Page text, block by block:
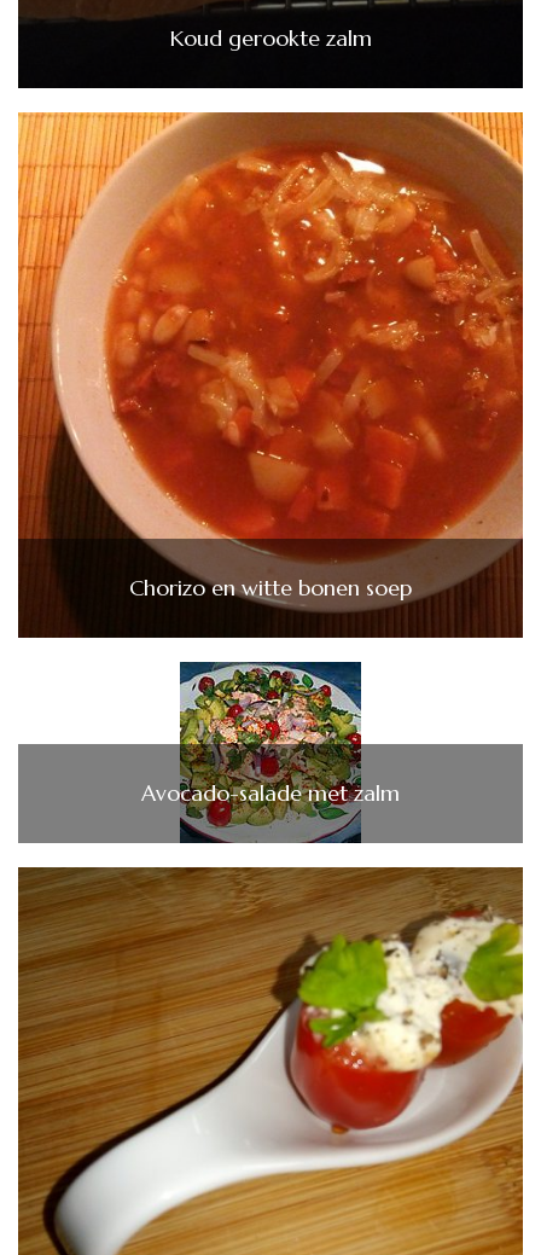
Koud gerookte zalm
Chorizo en witte bonen soep
Avocado-salade met zalm